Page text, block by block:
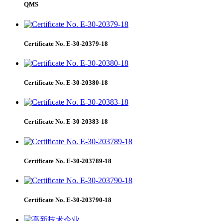
QMS
Certificate No. E-30-20379-18
Certificate No. E-30-20380-18
Certificate No. E-30-20383-18
Certificate No. E-30-203789-18
Certificate No. E-30-203790-18